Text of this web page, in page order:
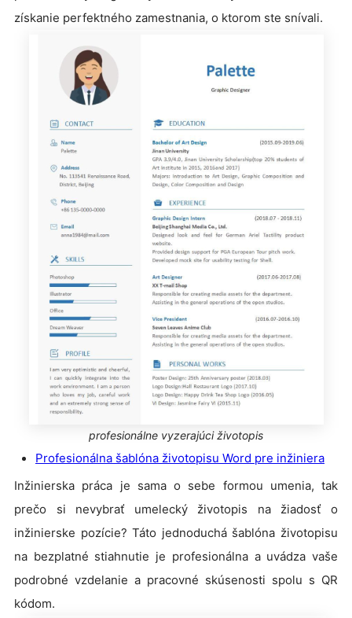
získanie perfektného zamestnania, o ktorom ste snívali.
profesionálne vyzerajúci životopis
Profesionálna šablóna životopisu Word pre inžiniera
Inžinierska práca je sama o sebe formou umenia, tak
prečo si nevybrať umelecký životopis na žiadosť o
inžinierske pozície? Táto jednoduchá šablóna životopisu
na bezplatné stiahnutie je profesionálna a uvádza vaše
podrobné vzdelanie a pracovné skúsenosti spolu s QR
kódom.